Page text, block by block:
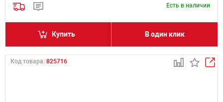
Есть в наличии
Купить В один клик
Код товара: 825716